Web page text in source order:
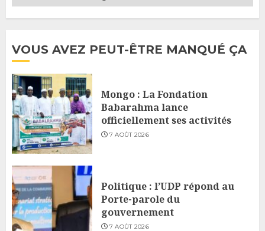
VOUS AVEZ PEUT-ÊTRE MANQUÉ ÇA
Mongo : La Fondation
Babarahma lance
officiellement ses activités
7 AOÛT 2026
Politique : l’UDP répond au
Porte-parole du
gouvernement
7 AOÛT 2026